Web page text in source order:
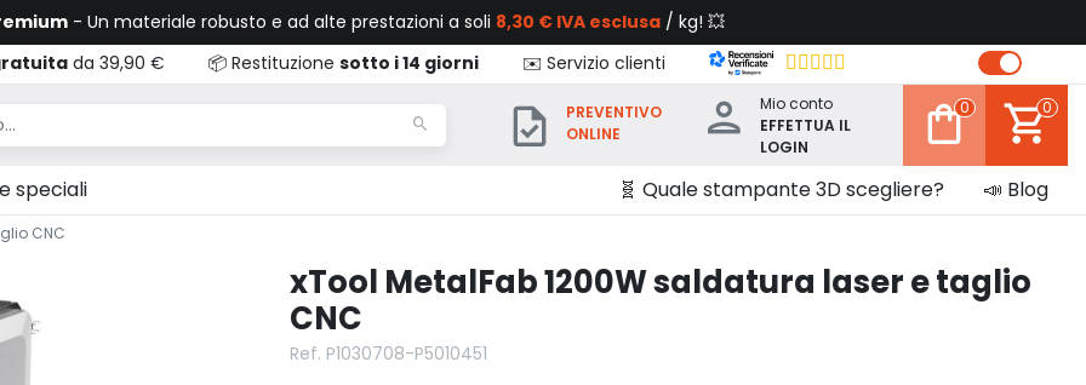
- Un materiale robusto e ad alte prestazioni a soli 8,30 € IVA esclusa / kg! 💥
da 39,90 € 📦 Restituzione sotto i 14 giorni ✉️ Servizio clienti
PREVENTIVO
ONLINE
Mio conto
EFFETTUA IL
LOGIN
0 0
speciali 🧬 Quale stampante 3D scegliere? 📣 Blog
CNC
xTool MetalFab 1200W saldatura laser e taglio
CNC
Ref. P1030708-P5010451